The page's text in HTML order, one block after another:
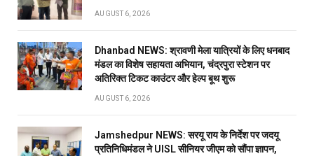
AUGUST 6, 2026
Dhanbad NEWS: श्रावणी मेला यात्रियों के लिए धनबाद
मंडल का विशेष सहायता अभियान, चंद्रपुरा स्टेशन पर
अतिरिक्त टिकट काउंटर और हेल्प बूथ शुरू
AUGUST 6, 2026
Jamshedpur NEWS: सरयू राय के निर्देश पर जदयू
प्रतिनिधिमंडल ने UISL सीनियर जीएम को सौंपा ज्ञापन,